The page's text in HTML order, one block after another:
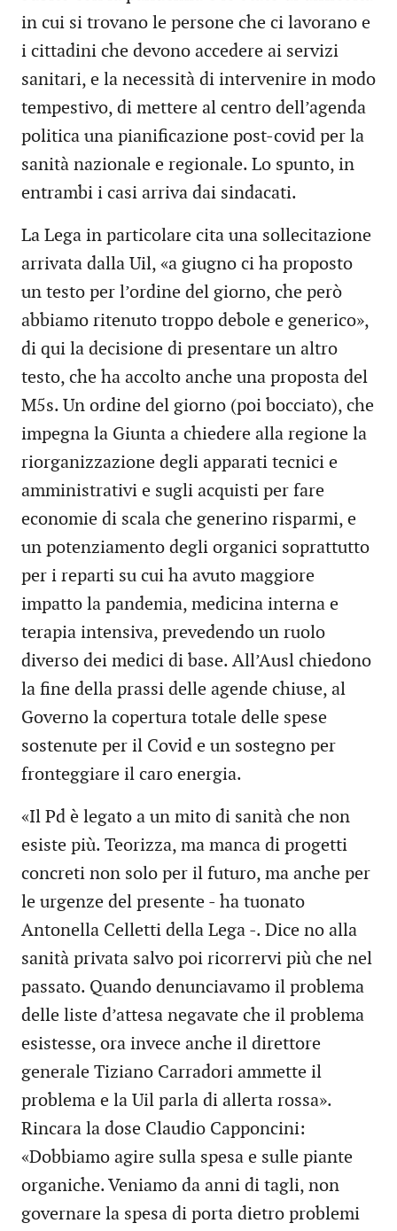
in cui si trovano le persone che ci lavorano e
i cittadini che devono accedere ai servizi
sanitari, e la necessità di intervenire in modo
tempestivo, di mettere al centro dell’agenda
politica una pianificazione post-covid per la
sanità nazionale e regionale. Lo spunto, in
entrambi i casi arriva dai sindacati.
La Lega in particolare cita una sollecitazione
arrivata dalla Uil, «a giugno ci ha proposto
un testo per l’ordine del giorno, che però
abbiamo ritenuto troppo debole e generico»,
di qui la decisione di presentare un altro
testo, che ha accolto anche una proposta del
M5s. Un ordine del giorno (poi bocciato), che
impegna la Giunta a chiedere alla regione la
riorganizzazione degli apparati tecnici e
amministrativi e sugli acquisti per fare
economie di scala che generino risparmi, e
un potenziamento degli organici soprattutto
per i reparti su cui ha avuto maggiore
impatto la pandemia, medicina interna e
terapia intensiva, prevedendo un ruolo
diverso dei medici di base. All’Ausl chiedono
la fine della prassi delle agende chiuse, al
Governo la copertura totale delle spese
sostenute per il Covid e un sostegno per
fronteggiare il caro energia.
«Il Pd è legato a un mito di sanità che non
esiste più. Teorizza, ma manca di progetti
concreti non solo per il futuro, ma anche per
le urgenze del presente - ha tuonato
Antonella Celletti della Lega -. Dice no alla
sanità privata salvo poi ricorrervi più che nel
passato. Quando denunciavamo il problema
delle liste d’attesa negavate che il problema
esistesse, ora invece anche il direttore
generale Tiziano Carradori ammette il
problema e la Uil parla di allerta rossa».
Rincara la dose Claudio Capponcini:
«Dobbiamo agire sulla spesa e sulle piante
organiche. Veniamo da anni di tagli, non
governare la spesa di porta dietro problemi